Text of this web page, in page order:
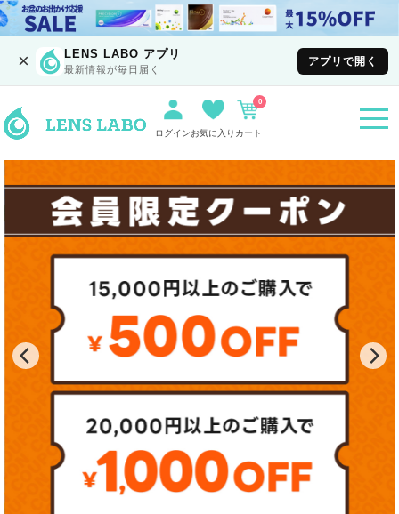
× LENS LABO アプリ
最新情報が毎日届く
アプリで開く
ログインお気に入り カート
0